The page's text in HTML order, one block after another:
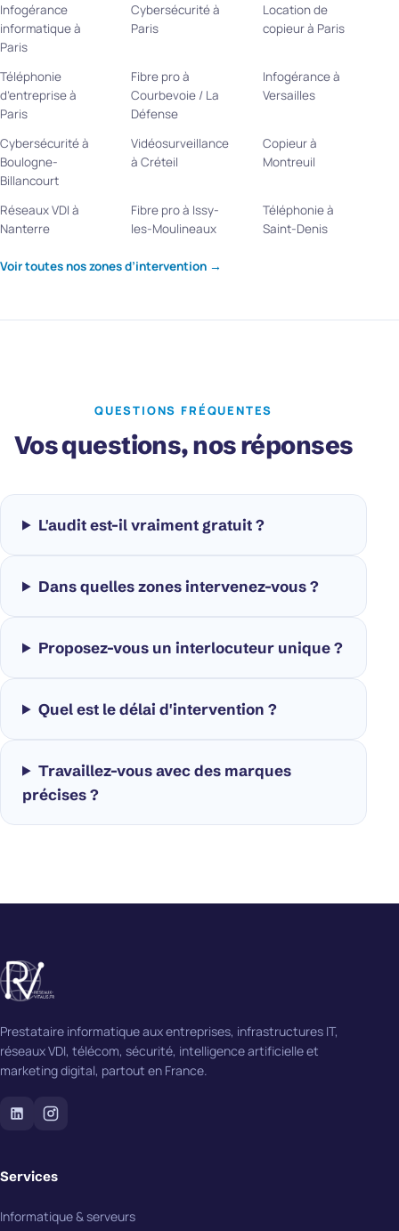
Infogérance
informatique à
Paris
Cybersécurité à
Paris
Location de
copieur à Paris
Téléphonie
d’entreprise à
Paris
Fibre pro à
Courbevoie / La
Défense
Infogérance à
Versailles
Cybersécurité à
Boulogne-
Billancourt
Vidéosurveillance
à Créteil
Copieur à
Montreuil
Réseaux VDI à
Nanterre
Fibre pro à Issy-
les-Moulineaux
Téléphonie à
Saint-Denis
Voir toutes nos zones d’intervention →
QUESTIONS FRÉQUENTES
Vos questions, nos réponses
L'audit est-il vraiment gratuit ?
Dans quelles zones intervenez-vous ?
Proposez-vous un interlocuteur unique ?
Quel est le délai d'intervention ?
Travaillez-vous avec des marques
précises ?
Prestataire informatique aux entreprises, infrastructures IT,
réseaux VDI, télécom, sécurité, intelligence artificielle et
marketing digital, partout en France.
Services
Informatique & serveurs